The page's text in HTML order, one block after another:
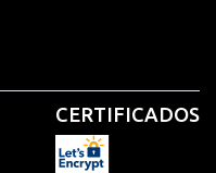
CERTIFICADOS